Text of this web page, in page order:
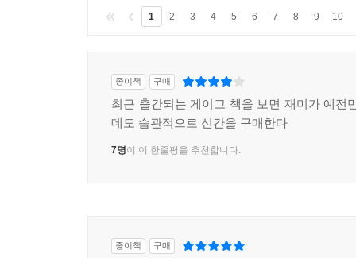
1 2 3 4 5 6 7 8 9 10
종이책 구매
최근 출간되는 게이고 책을 보면 재미가 예전
데도 습관적으로 신간을 구매한다
7명이 이 한줄평을 추천합니다.
종이책 구매